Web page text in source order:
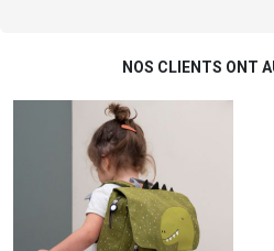
NOS CLIENTS ONT